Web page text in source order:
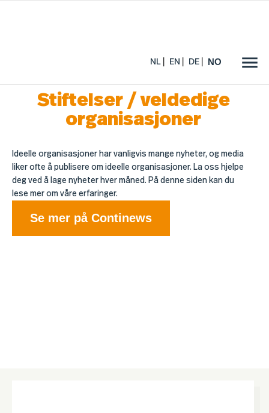
NL EN DE NO
Stiftelser / veldedige
organisasjoner
Ideelle organisasjoner har vanligvis mange nyheter, og media
liker ofte å publisere om ideelle organisasjoner. La oss hjelpe
deg ved å lage nyheter hver måned. På denne siden kan du
lese mer om våre erfaringer.
Se mer på Continews